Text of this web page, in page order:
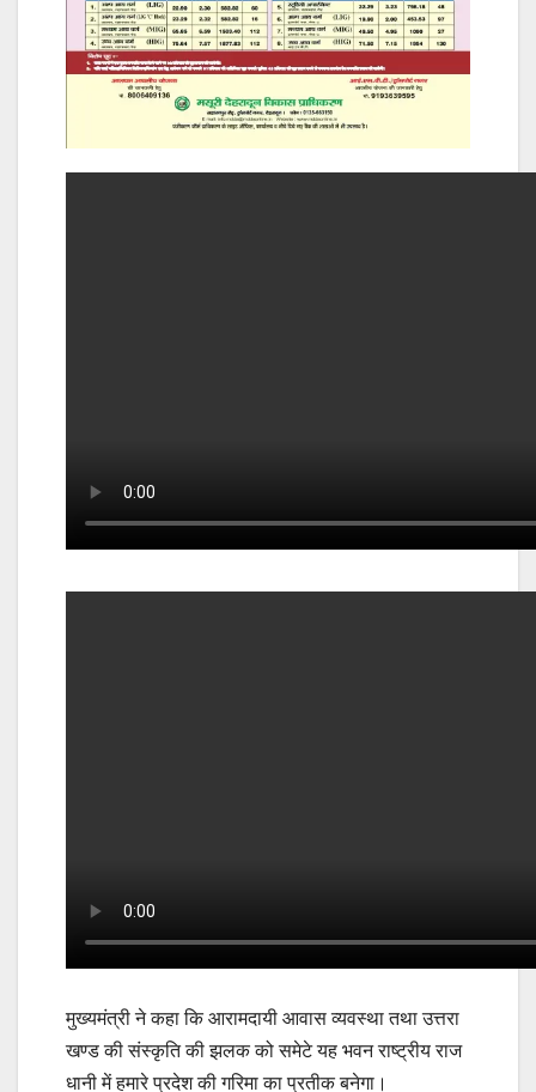
मुख्यमंत्री ने कहा कि आरामदायी आवास व्यवस्था तथा उत्तरा
खण्ड की संस्कृति की झलक को समेटे यह भवन राष्ट्रीय राज
धानी में हमारे प्रदेश की गरिमा का प्रतीक बनेगा।